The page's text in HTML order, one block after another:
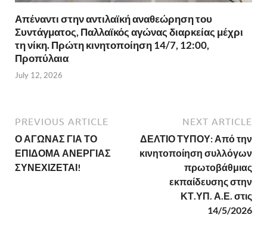
Απέναντι στην αντιλαϊκή αναθεώρηση του
Συντάγματος, Παλλαϊκός αγώνας διαρκείας μέχρι
τη νίκη. Πρώτη κινητοποίηση 14/7, 12:00,
Προπύλαια
July 12, 2026
PREVIOUS ARTICLE
Ο ΑΓΩΝΑΣ ΓΙΑ ΤΟ
ΕΠΙΔΟΜΑ ΑΝΕΡΓΙΑΣ
ΣΥΝΕΧΙΖΕΤΑΙ!
NEXT ARTICLE
ΔΕΛΤΙΟ ΤΥΠΟΥ: Από την
κινητοποίηση συλλόγων
πρωτοβάθμιας
εκπαίδευσης στην
ΚΤ.ΥΠ. Α.Ε. στις
14/5/2026